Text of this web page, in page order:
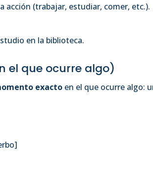
acción (trabajar, estudiar, comer, etc.).
en la biblioteca.
el que ocurre algo)
exacto en el que ocurre algo: